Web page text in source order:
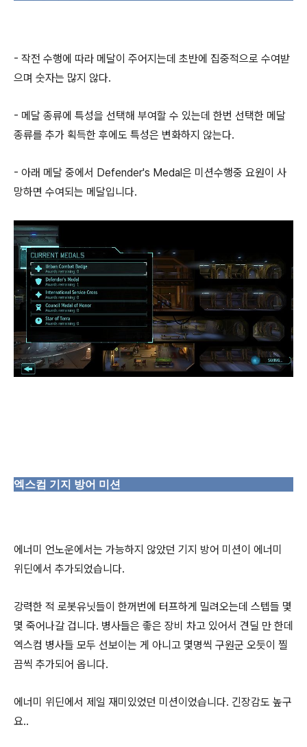
- 작전 수행에 따라 메달이 주어지는데 초반에 집중적으로 수여받
으며 숫자는 많지 않다.
- 메달 종류에 특성을 선택해 부여할 수 있는데 한번 선택한 메달
종류를 추가 획득한 후에도 특성은 변화하지 않는다.
- 아래 메달 중에서 Defender's Medal은 미션수행중 요원이 사
망하면 수여되는 메달입니다.
엑스컴 기지 방어 미션
에너미 언노운에서는 가능하지 않았던 기지 방어 미션이 에너미
위딘에서 추가되었습니다.
강력한 적 로봇유닛들이 한꺼번에 터프하게 밀려오는데 스텝들 몇
몇 죽어나갈 겁니다. 병사들은 좋은 장비 차고 있어서 견딜 만 한데
엑스컴 병사들 모두 선보이는 게 아니고 몇명씩 구원군 오듯이 찔
끔씩 추가되어 옵니다.
에너미 위딘에서 제일 재미있었던 미션이었습니다. 긴장감도 높구
요..